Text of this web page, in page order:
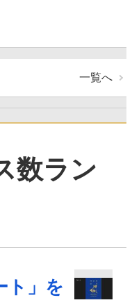
一覧へ
数ラン
ト」を